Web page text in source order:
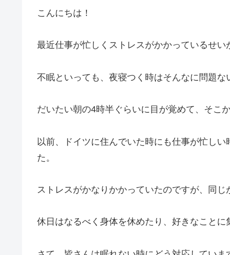
こんにちは！
最近仕事が忙しくストレスがかかっているせい
不眠といっても、夜寝つく時はそんなに問題な
だいたい朝の4時半ぐらいに目が覚めて、そこ
以前、ドイツに住んでいた時にも仕事が忙し
た。
ストレスがかなりかかっていたのですが、同じ
休日はなるべく身体を休めたり、好きなことに